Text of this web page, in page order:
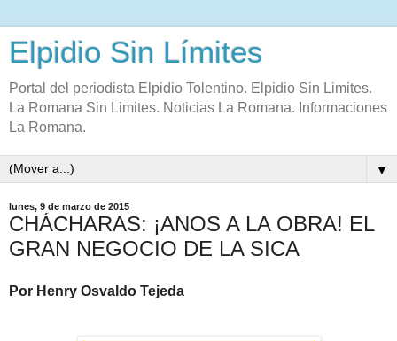
Elpidio Sin Límites
Portal del periodista Elpidio Tolentino. Elpidio Sin Limites.
La Romana Sin Limites. Noticias La Romana. Informaciones
La Romana.
▼
lunes, 9 de marzo de 2015
CHÁCHARAS: ¡ANOS A LA OBRA! EL
GRAN NEGOCIO DE LA SICA
Por Henry Osvaldo Tejeda